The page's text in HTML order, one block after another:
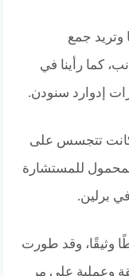
وتريد جمع
كما رأينا في
كانت تتجسس على
للمستشارة
في برلين.
وثيقًا، وقد طورت
وعملية على مر